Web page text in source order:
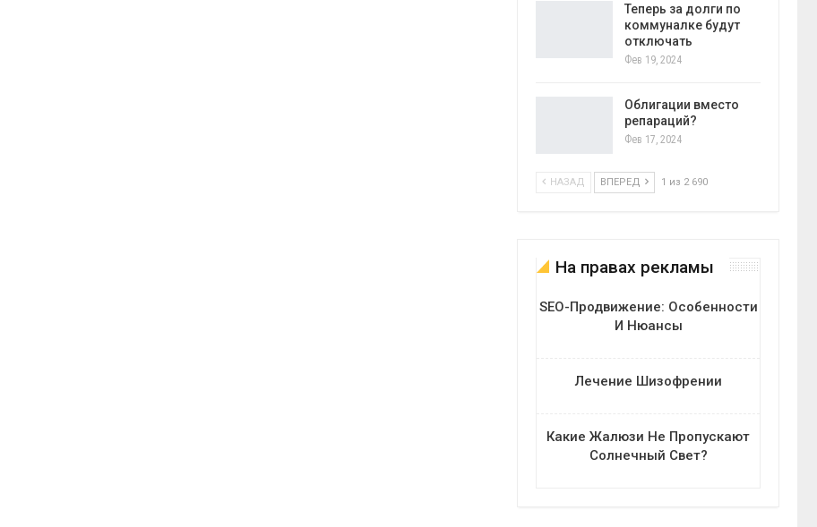
Теперь за долги по
коммуналке будут
отключать
Фев 19, 2024
Облигации вместо
репараций?
Фев 17, 2024
НАЗАД ВПЕРЕД 1 из 2 690
На правах рекламы
SEO-Продвижение: Особенности
И Нюансы
Лечение Шизофрении
Какие Жалюзи Не Пропускают
Солнечный Свет?